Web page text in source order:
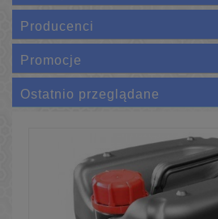
Producenci
Promocje
Ostatnio przeglądane